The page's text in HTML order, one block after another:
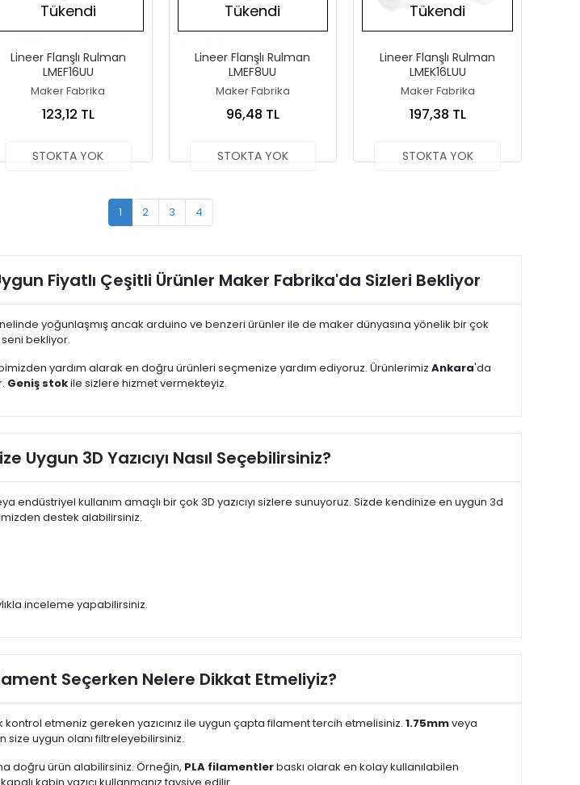
Tükendi
Lineer Flanşlı Rulman
LMEF16UU
Maker Fabrika
123,12 TL
STOKTA YOK
Tükendi
Lineer Flanşlı Rulman
LMEF8UU
Maker Fabrika
96,48 TL
STOKTA YOK
Tükendi
Lineer Flanşlı Rulman
LMEK16LUU
Maker Fabrika
197,38 TL
STOKTA YOK
1 2 3 4
Fiyatlı Çeşitli Ürünler Maker Fabrika'da Sizleri Bekliyor
yoğunlaşmış ancak arduino ve benzeri ürünler ile de maker dünyasına yönelik bir çok
bekliyor.
yardım alarak en doğru ürünleri seçmenize yardım ediyoruz. Ürünlerimiz Ankara'da
Geniş stokile sizlere hizmet vermekteyiz.
Uygun 3D Yazıcıyı Nasıl Seçebilirsiniz?
endüstriyel kullanım amaçlı bir çok 3D yazıcıyı sizlere sunuyoruz. Sizde kendinize en uygun 3d
destek alabilirsiniz.
inceleme yapabilirsiniz.
Seçerken Nelere Dikkat Etmeliyiz?
kontrol etmeniz gereken yazıcınız ile uygun çapta filament tercih etmelisiniz. 1.75mmveya
uygun olanı filtreleyebilirsiniz.
doğru ürün alabilirsiniz. Örneğin, PLA filamentlerbaskı olarak en kolay kullanılabilen